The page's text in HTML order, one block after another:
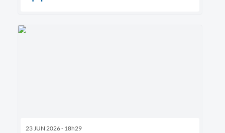
23 JUN 2026 - 18h29